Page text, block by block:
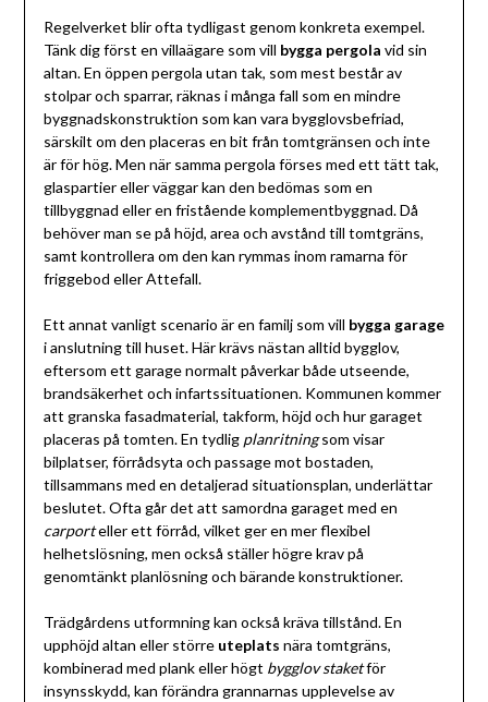
Regelverket blir ofta tydligast genom konkreta exempel.
Tänk dig först en villaägare som vill bygga pergola vid sin
altan. En öppen pergola utan tak, som mest består av
stolpar och sparrar, räknas i många fall som en mindre
byggnadskonstruktion som kan vara bygglovsbefriad,
särskilt om den placeras en bit från tomtgränsen och inte
är för hög. Men när samma pergola förses med ett tätt tak,
glaspartier eller väggar kan den bedömas som en
tillbyggnad eller en fristående komplementbyggnad. Då
behöver man se på höjd, area och avstånd till tomtgräns,
samt kontrollera om den kan rymmas inom ramarna för
friggebod eller Attefall.
Ett annat vanligt scenario är en familj som vill bygga garage
i anslutning till huset. Här krävs nästan alltid bygglov,
eftersom ett garage normalt påverkar både utseende,
brandsäkerhet och infartssituationen. Kommunen kommer
att granska fasadmaterial, takform, höjd och hur garaget
placeras på tomten. En tydlig planritningsom visar
bilplatser, förrådsyta och passage mot bostaden,
tillsammans med en detaljerad situationsplan, underlättar
beslutet. Ofta går det att samordna garaget med en
carporteller ett förråd, vilket ger en mer flexibel
helhetslösning, men också ställer högre krav på
genomtänkt planlösning och bärande konstruktioner.
Trädgårdens utformning kan också kräva tillstånd. En
upphöjd altan eller större uteplats nära tomtgräns,
kombinerad med plank eller högt bygglov staketför
insynsskydd, kan förändra grannarnas upplevelse av